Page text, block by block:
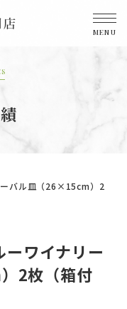
MENU
ーバル皿（26×15cm）2
ーワイナリー
2枚（箱付